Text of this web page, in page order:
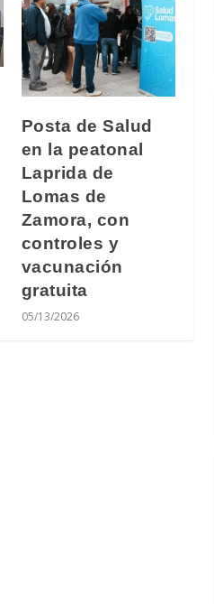
Posta de Salud
en la peatonal
Laprida de
Lomas de
Zamora, con
controles y
vacunación
gratuita
05/13/2026